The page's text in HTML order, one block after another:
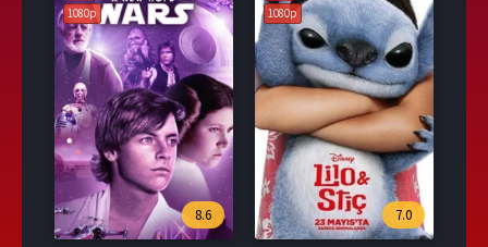
1080p
8.6
1080p
7.0